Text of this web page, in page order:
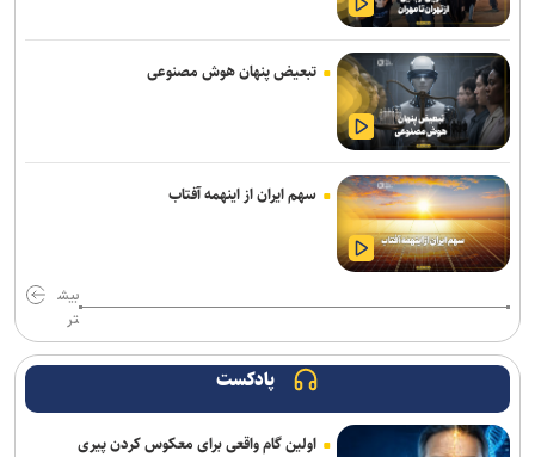
سهم ایران از «ابر ال‌نینو» احتمال افزایش بارش است نه تضمین پایان
خشکسالی
روایت نخستین نگاه انسان به سلول‌های بدن خود
بازی Quake به مناسبت ۳۰ سالگی، صاحب کمپین داستانی جدیدی شد
حضور ۲۰۰ شرکت‌کننده از ۱۴ کشور در المپیک فناوری ۲۰۲۶
نوآوری دانش‌بنیان ایرانی، معادله نصب لوله‌های پلی‌اتیلن در دریا را تغییر
چاپگر سه‌بعدی جدید کیوآیدی Plus۵ با سیستم CoreXY دقت و سرعت را
بالا می‌برد
چرا پیشرفته‌ترین هوش‌مصنوعی‌ هم نمی‌تواند مانند انسان فکر کند
تبعیض پنهان هوش مصنوعی
سهم ایران از اینهمه آفتاب
بیش
تر
پادکست
اولین گام واقعی برای معکوس کردن پیری